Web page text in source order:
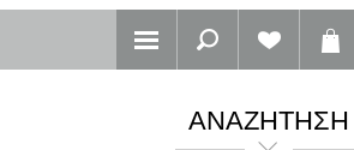
ΑΝΑΖΉΤΗΣΗ